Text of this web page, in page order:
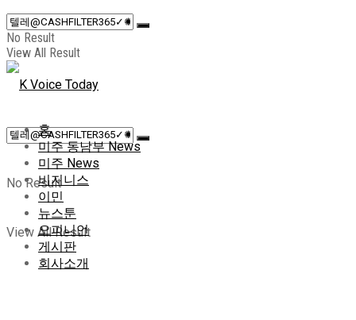
No Result
View All Result
No Result
View All Result
홈
미주 동남부 News
미주 News
비지니스
이민
뉴스툰
오피니언
게시판
회사소개